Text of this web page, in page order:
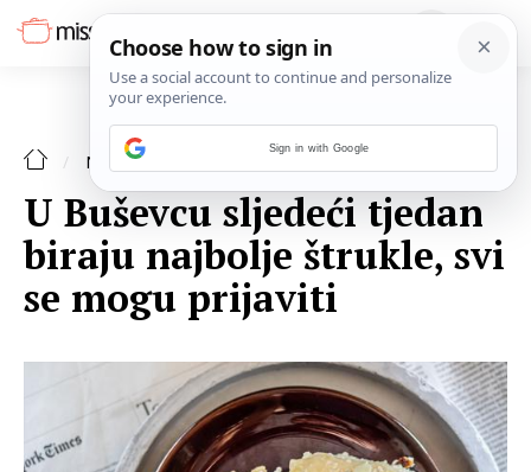
NAJAVE
U Buševcu sljedeći tjedan
biraju najbolje štrukle, svi
se mogu prijaviti
Sign in with Google